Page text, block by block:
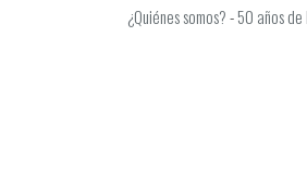
¿Quiénes somos?-50 años de